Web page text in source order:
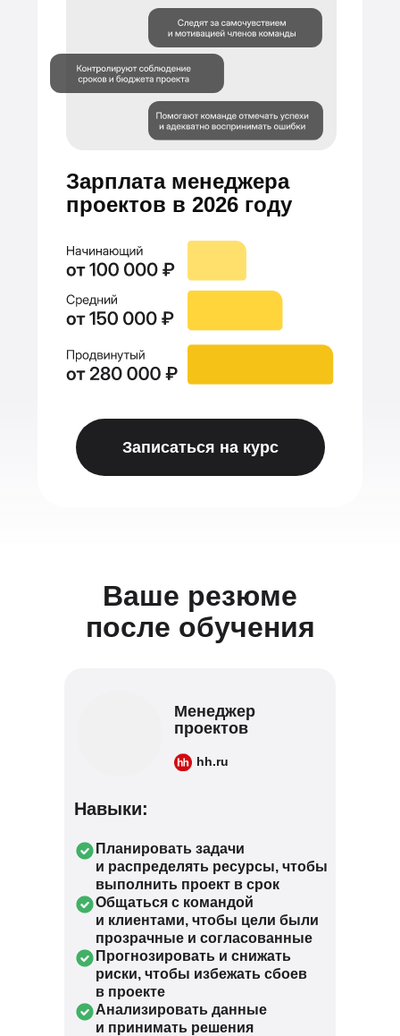
Зарплата менеджера
проектов в 2026 году
Записаться на курс
Навыки:
Ваше резюме
после обучения
Планировать задачи
и распределять ресурсы, чтобы
выполнить проект в срок
Общаться с командой
и клиентами, чтобы цели были
прозрачные и согласованные
Прогнозировать и снижать
риски, чтобы избежать сбоев
в проекте
Анализировать данные
и принимать решения
hh.ru
Менеджер
проектов